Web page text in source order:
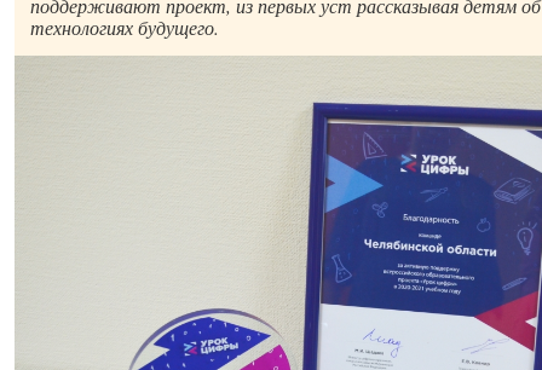
поддерживают проект, из первых уст рассказывая детям
технологиях будущего.